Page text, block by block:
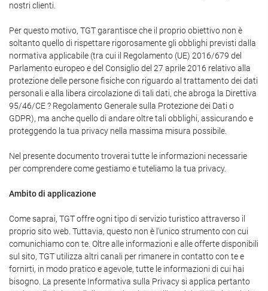
nostri clienti.
Per questo motivo, TGT garantisce che il proprio obiettivo non è
soltanto quello di rispettare rigorosamente gli obblighi previsti dalla
normativa applicabile (tra cui il Regolamento (UE) 2016/679 del
Parlamento europeo e del Consiglio del 27 aprile 2016 relativo alla
protezione delle persone fisiche con riguardo al trattamento dei dati
personali e alla libera circolazione di tali dati, che abroga la Direttiva
95/46/CE ? Regolamento Generale sulla Protezione dei Dati o
GDPR), ma anche quello di andare oltre tali obblighi, assicurando e
proteggendo la tua privacy nella massima misura possibile.
Nel presente documento troverai tutte le informazioni necessarie
per comprendere come gestiamo e tuteliamo la tua privacy.
Ambito di applicazione
Come saprai, TGT offre ogni tipo di servizio turistico attraverso il
proprio sito web. Tuttavia, questo non è l'unico strumento con cui
comunichiamo con te. Oltre alle informazioni e alle offerte disponibili
sul sito, TGT utilizza altri canali per rimanere in contatto con te e
fornirti, in modo pratico e agevole, tutte le informazioni di cui hai
bisogno. La presente Informativa sulla Privacy si applica pertanto